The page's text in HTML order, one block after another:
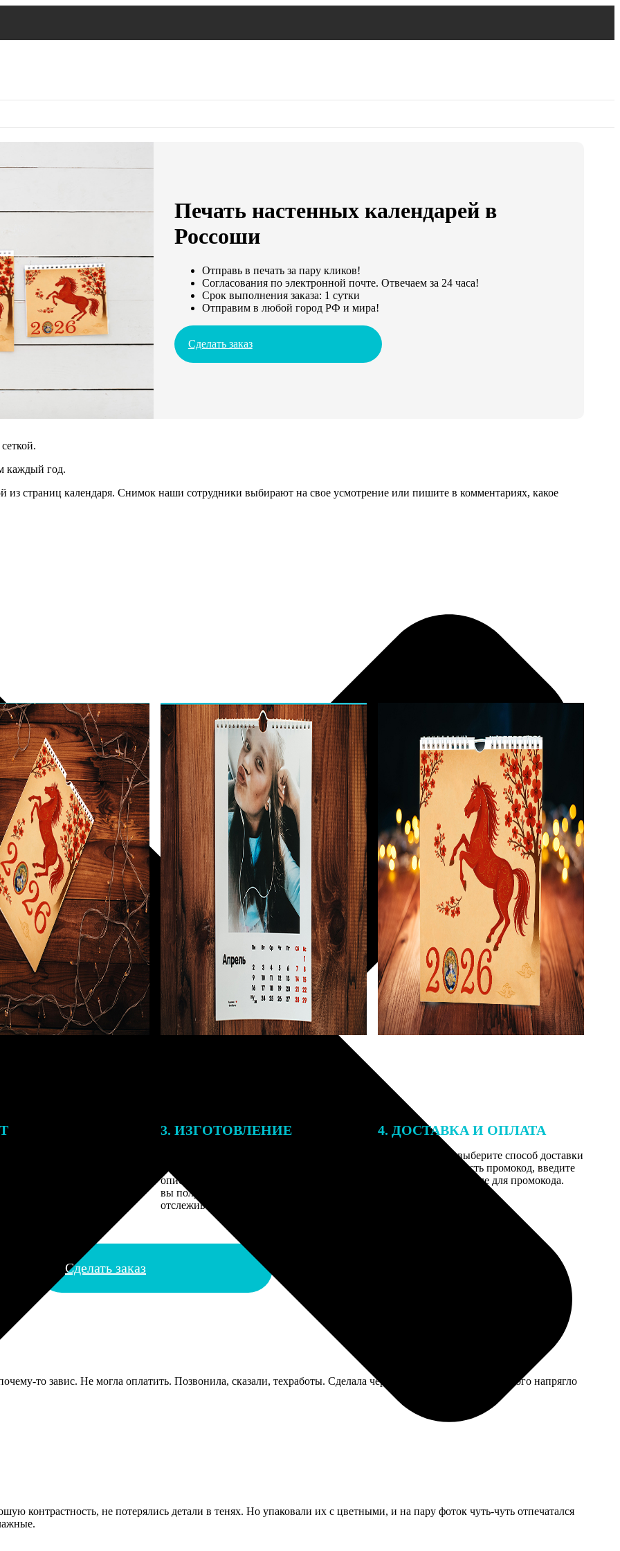
Печать настенных календарей в
Россоши
Отправь в печать за пару кликов!
Согласования по электронной почте. Отвечаем за 24 часа!
Срок выполнения заказа: 1 сутки
Отправим в любой город РФ и мира!
Сделать заказ
каждый год.
страниц календаря. Снимок наши сотрудники выбирают на свое усмотрение или пишите в комментариях, какое
3. ИЗГОТОВЛЕНИЕ
описанием заказа. Когда отправим заказ
вы получите письмо с трек-номером для
отслеживания.
4. ДОСТАВКА И ОПЛАТА
Введите адрес и выберите способ доставки
заказа. Если у вас есть промокод, введите
его в специальное поле для промокода.
Сделать заказ
то завис. Не могла оплатить. Позвонила, сказали, техработы. Сделала через час — все прошло. Немного напрягло
контрастность, не потерялись детали в тенях. Но упаковали их с цветными, и на пару фоток чуть-чуть отпечатался